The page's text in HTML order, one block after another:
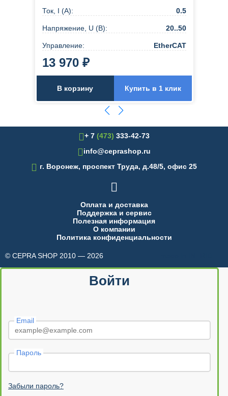
Ток, I (А): 0.5
Напряжение, U (В): 20..50
Управление: EtherCAT
13 970 ₽
В корзину Купить в 1 клик
+ 7 (473) 333-42-73
info@ceprashop.ru
 г. Воронеж, проспект Труда, д.48/5, офис 25

Оплата и доставка
Поддержка и сервис
Полезная информация
О компании
Политика конфиденциальности
© CEPRA SHOP 2010 — 2026
Войти
Email
Пароль
Забыли пароль?